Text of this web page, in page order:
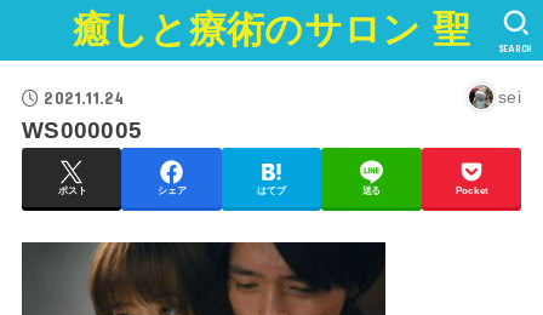
癒しと療術のサロン 聖 SEARCH
2021.11.24 sei
WS000005
ポスト シェア はてブ 送る Pocket